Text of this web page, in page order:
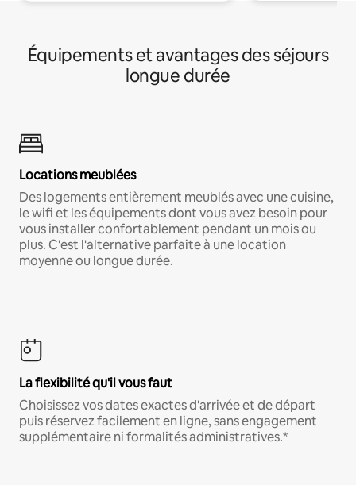
Équipements et avantages des séjours
longue durée
Locations meublées
Des logements entièrement meublés avec une cuisine,
le wifi et les équipements dont vous avez besoin pour
vous installer confortablement pendant un mois ou
plus. C'est l'alternative parfaite à une location
moyenne ou longue durée.
La flexibilité qu'il vous faut
Choisissez vos dates exactes d'arrivée et de départ
puis réservez facilement en ligne, sans engagement
supplémentaire ni formalités administratives.*